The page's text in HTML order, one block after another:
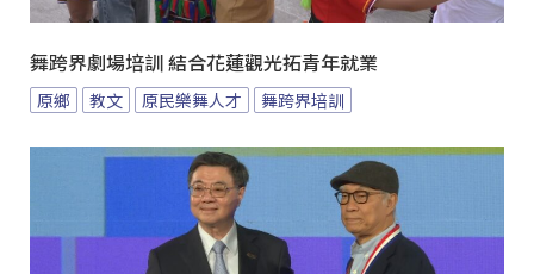
舞跨界劇場培訓 結合花蓮觀光拓青年就業
原鄉 教文 原民樂舞人才 舞跨界培訓